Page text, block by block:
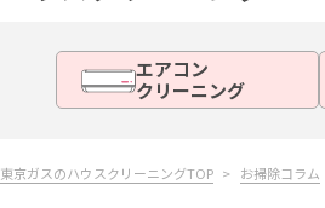
エアコン
クリーニング
東京ガスのハウスクリーニングTOP お掃除コラム